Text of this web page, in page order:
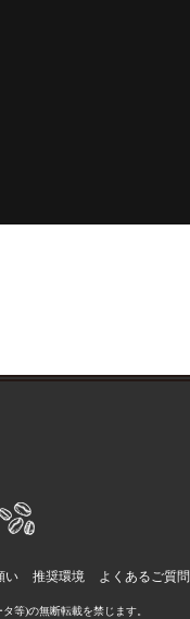
い 推奨環境 よくあるご質問
等)の無断転載を禁じます。